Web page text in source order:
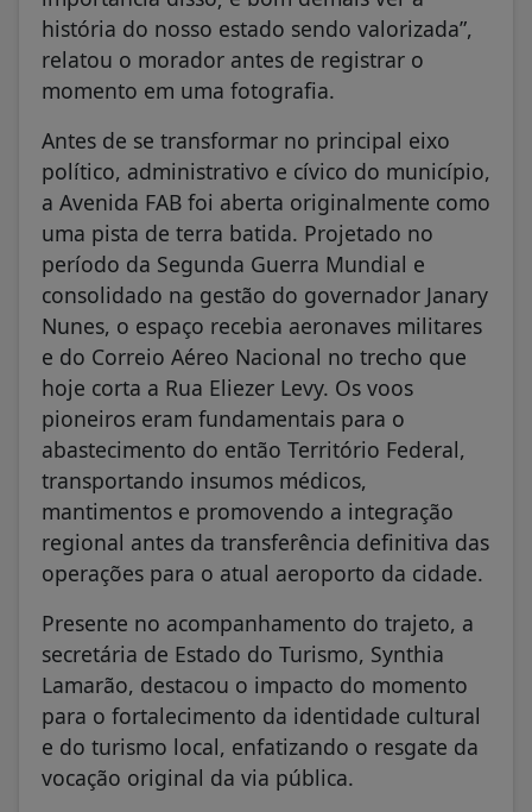
história do nosso estado sendo valorizada”,
relatou o morador antes de registrar o
momento em uma fotografia.
Antes de se transformar no principal eixo
político, administrativo e cívico do município,
a Avenida FAB foi aberta originalmente como
uma pista de terra batida. Projetado no
período da Segunda Guerra Mundial e
consolidado na gestão do governador Janary
Nunes, o espaço recebia aeronaves militares
e do Correio Aéreo Nacional no trecho que
hoje corta a Rua Eliezer Levy. Os voos
pioneiros eram fundamentais para o
abastecimento do então Território Federal,
transportando insumos médicos,
mantimentos e promovendo a integração
regional antes da transferência definitiva das
operações para o atual aeroporto da cidade.
Presente no acompanhamento do trajeto, a
secretária de Estado do Turismo, Synthia
Lamarão, destacou o impacto do momento
para o fortalecimento da identidade cultural
e do turismo local, enfatizando o resgate da
vocação original da via pública.